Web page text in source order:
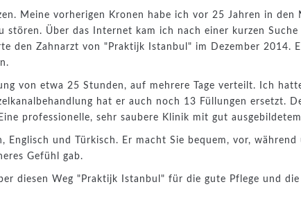
Meine vorherigen Kronen habe ich vor 25 Jahren in den
Über das Internet kam ich nach einer kurzen
den Zahnarzt von "Praktijk Istanbul" im Dezember 2014.
von etwa 25 Stunden, auf mehrere Tage verteilt. Ich
hat er auch noch 13 Füllungen ersetzt.
professionelle, sehr saubere Klinik mit gut
und Türkisch. Er macht Sie bequem, vor,
Gefühl gab.
diesen Weg "Praktijk Istanbul" für die gute Pflege und